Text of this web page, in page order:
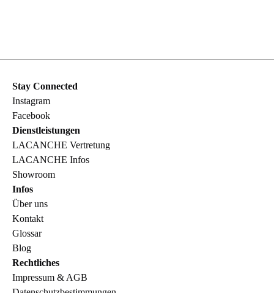
Stay Connected
Instagram
Facebook
Dienstleistungen
LACANCHE Vertretung
LACANCHE Infos
Showroom
Infos
Über uns
Kontakt
Glossar
Blog
Rechtliches
Impressum & AGB